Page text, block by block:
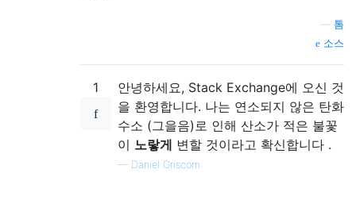
톰
소스
1
안녕하세요, Stack Exchange에 오신 것
을 환영합니다. 나는 연소되지 않은 탄화
수소 (그을음)로 인해 산소가 적은 불꽃
이 노랗게 변할 것이라고 확신합니다 .
— Daniel Griscom